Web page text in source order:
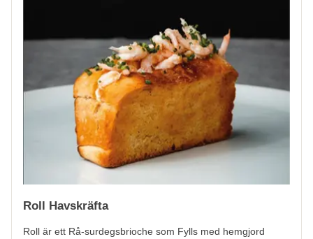
Roll Havskräfta
Roll är ett Rå-surdegsbrioche som Fylls med hemgjord